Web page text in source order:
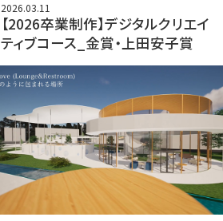
2026.03.11
【2026卒業制作】デジタルクリエイ
ティブコース_金賞・上田安子賞